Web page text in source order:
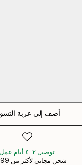
أضف إلى عربة
توصيل ٢-٤ أيام عمل
شحن مجاني لأكثر من ‏299 د.إ.‏